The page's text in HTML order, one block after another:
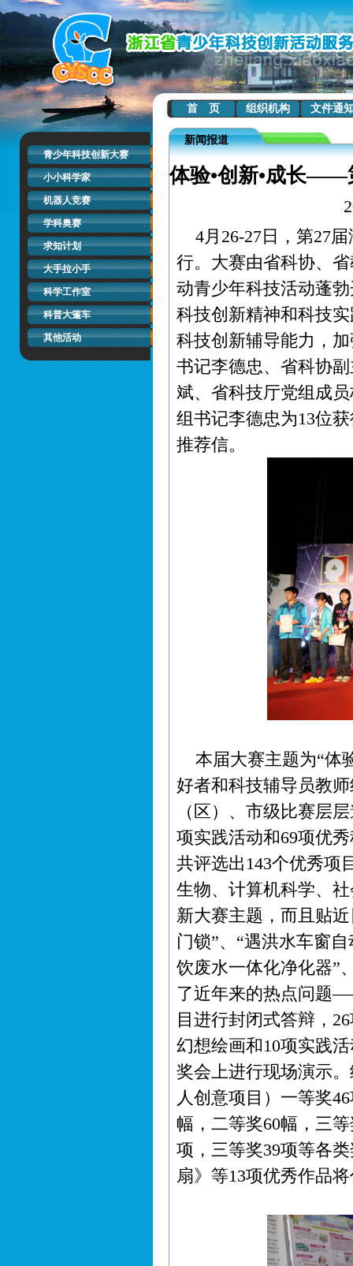
首 页 组织机构 文件通
青少年科技创新大赛
小小科学家
机器人竞赛
学科奥赛
求知计划
大手拉小手
科学工作室
科普大篷车
其他活动
新闻报道
体验•创新•成长——
4月26-27日，第27
行。大赛由省科协、
动青少年科技活动蓬
科技创新精神和科技
科技创新辅导能力，
书记李德忠、省科协
斌、省科技厅党组成
组书记李德忠为13位
推荐信。
本届大赛主题为“体
好者和科技辅导员教
（区）、市级比赛层
项实践活动和69项优
共评选出143个优秀项
生物、计算机科学、
新大赛主题，而且贴
门锁”、“遇洪水车窗
饮废水一体化净化器”
了近年来的热点问题
目进行封闭式答辩，
幻想绘画和10项实践
奖会上进行现场演示
人创意项目）一等奖
幅，二等奖60幅，三
项，三等奖39项等各
扇》等13项优秀作品